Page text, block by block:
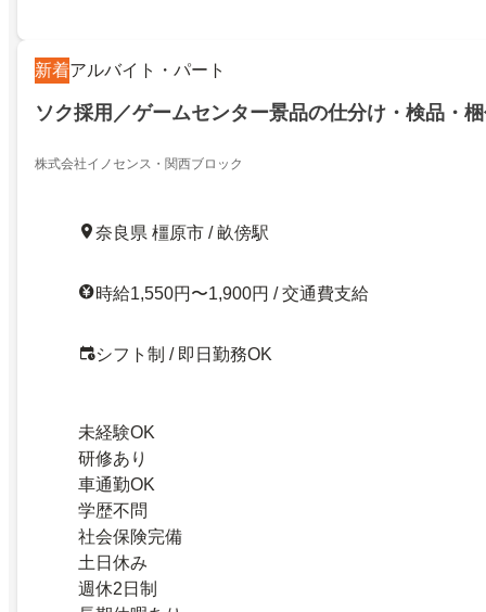
新着アルバイト・パート
ソク採用／ゲームセンター景品の仕分け・検品・
株式会社イノセンス・関西ブロック
奈良県 橿原市 / 畝傍駅
時給1,550円〜1,900円 / 交通費支給
シフト制 / 即日勤務OK
未経験OK
研修あり
車通勤OK
学歴不問
社会保険完備
土日休み
週休2日制